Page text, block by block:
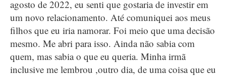
agosto de 2022, eu senti que gostaria de investir em
um novo relacionamento. Até comuniquei aos meus
filhos que eu iria namorar. Foi meio que uma decisão
mesmo. Me abri para isso. Ainda não sabia com
quem, mas sabia o que eu queria. Minha irmã
inclusive me lembrou ,outro dia, de uma coisa que eu